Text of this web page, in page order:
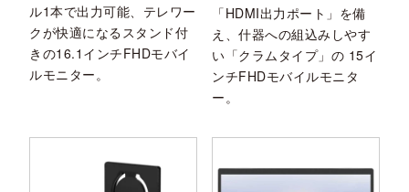
ル1本で出力可能、テレワー
クが快適になるスタンド付
きの16.1インチFHDモバイ
ルモニター。
「HDMI出力ポート」を備
え、什器への組込みしやす
い「クラムタイプ」の 15イ
ンチFHDモバイルモニタ
ー。